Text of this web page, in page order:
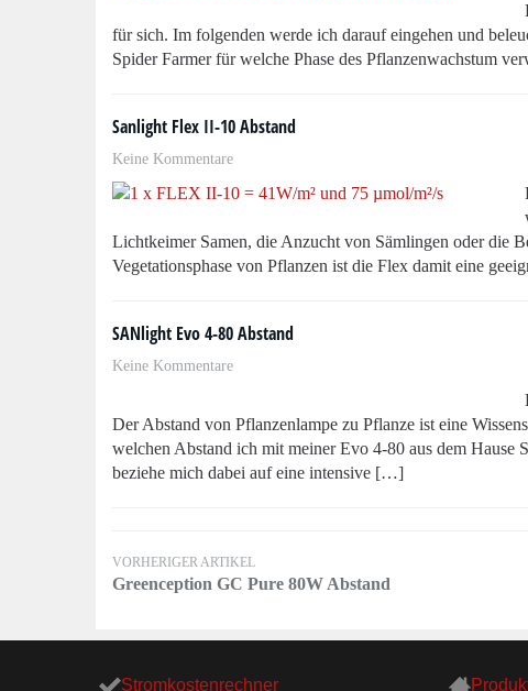
für sich. Im folgenden werde ich darauf eingehen und
Spider Farmer für welche Phase des Pflanzenwachstum
Sanlight Flex II-10 Abstand
Keine Kommentare
Lichtkeimer Samen, die Anzucht von Sämlingen oder die
Vegetationsphase von Pflanzen ist die Flex damit eine
SANlight Evo 4-80 Abstand
Keine Kommentare
Der Abstand von Pflanzenlampe zu Pflanze ist eine
welchen Abstand ich mit meiner Evo 4-80 aus dem Hause
beziehe mich dabei auf eine intensive […]
VORHERIGER ARTIKEL
Greenception GC Pure 80W Abstand
Stromkostenrechner